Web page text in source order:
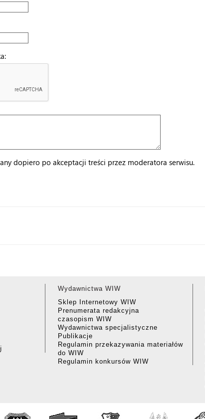
dopiero po akceptacji treści przez moderatora serwisu.
Wydawnictwa WIW
Sklep Internetowy WIW
Prenumerata redakcyjna
czasopism WIW
Wydawnictwa specjalistyczne
Publikacje
Regulamin przekazywania materiałów
do WIW
Regulamin konkursów WIW